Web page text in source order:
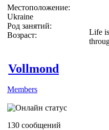
Местоположение:
Ukraine
Род занятий:
Возраст:
Life
Vollmond
Members
130 сообщений